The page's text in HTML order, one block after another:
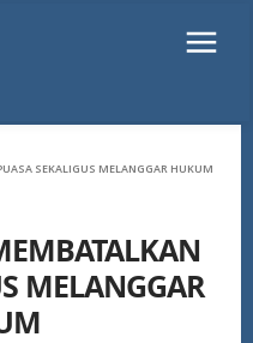
SEKALIGUS MELANGGAR HUKUM
MELANGGAR